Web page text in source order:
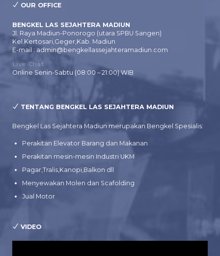
OUR OFFICE
BENGKEL LAS SEJAHTERA MADIUN
Jl. Raya Madiun-Ponorogo (utara SPBU Sangen)
Kel.Kertosari,Geger,Kab. Madiun
E-mail : admin@bengkellassejahteramadiun.com
Live Chat
Online Senin-Sabtu (08:00 – 21:00) WIB
TENTANG BENGKEL LAS SEJAHTERA MADIUN
Bengkel Las Sejahtera Madiun merupakan Bengkel Spesialis:
Perakitan Elevator Barang dan Makanan
Perakitan mesin-mesin Industri UKM
Pagar,Tralis,Kanopi,Balkon dll
Menyewakan Molen dan Scafolding
Jual Motor
VIDEO